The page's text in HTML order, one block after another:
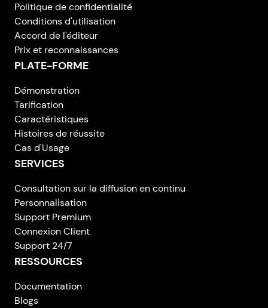
Politique de confidentialité
Conditions d'utilisation
Accord de l'éditeur
Prix et reconnaissances
PLATE-FORME
Démonstration
Tarification
Caractéristiques
Histoires de réussite
Cas d'Usage
SERVICES
Consultation sur la diffusion en continu
Personnalisation
Support Premium
Connexion Client
Support 24/7
RESSOURCES
Documentation
Blogs